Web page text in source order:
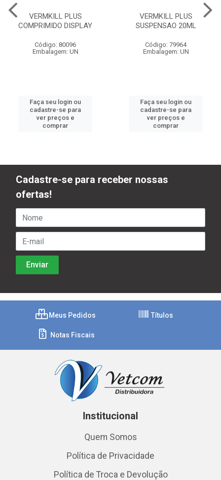
VERMKILL PLUS
COMPRIMIDO DISPLAY
Código: 80096
Embalagem: UN
Faça seu login ou
cadastre-se para
ver preços e
comprar
VERMKILL PLUS
SUSPENSAO 20ML
Código: 79964
Embalagem: UN
Faça seu login ou
cadastre-se para
ver preços e
comprar
Cadastre-se para receber nossas
ofertas!
Meus Pedidos Títulos
Notas Fiscais
Institucional
Quem Somos
Política de Privacidade
Política de Troca e Devolução